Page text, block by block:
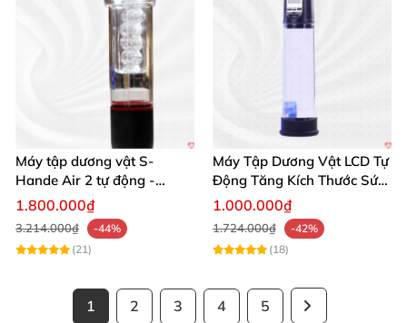
Máy tập dương vật S-
Hande Air 2 tự động -
Rung, Hút, Tăng kích thước
1.800.000₫
3.214.000₫
-44%
(21)
Máy Tập Dương Vật LCD Tự
Động Tăng Kích Thước Sức
Bền
1.000.000₫
1.724.000₫
-42%
(18)
1 2 3 4 5